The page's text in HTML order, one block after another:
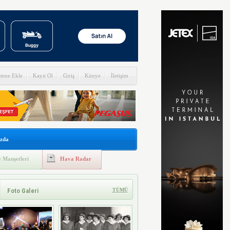
Ekle Kayıt Ol Giriş Künye İletişim
Manşetleri Hava Radar
Foto Galeri TÜMÜ